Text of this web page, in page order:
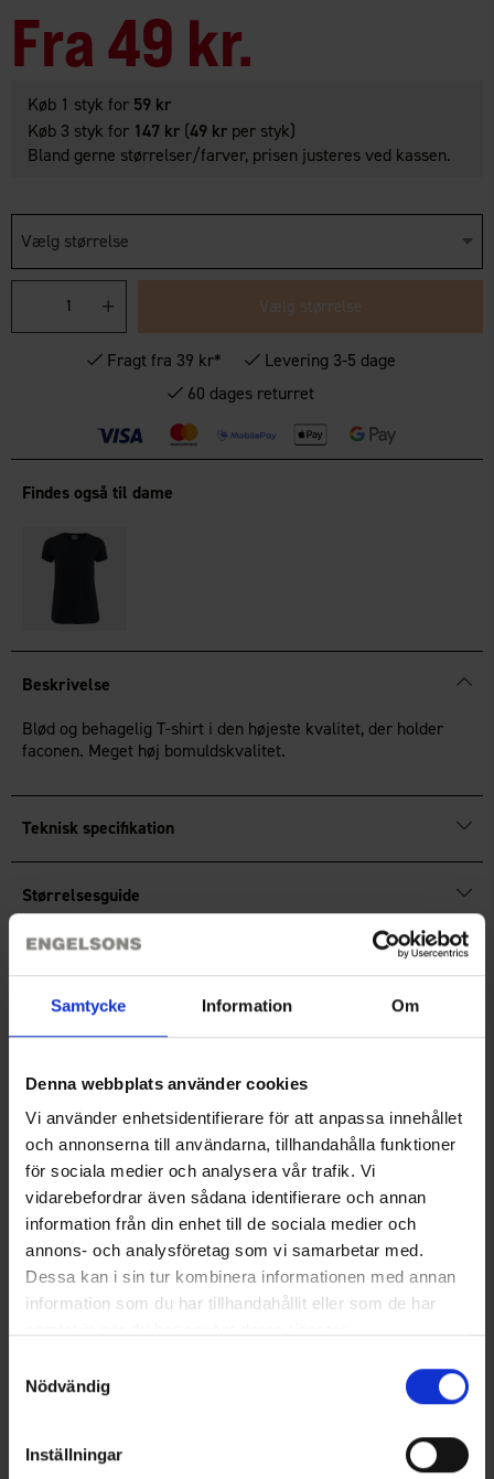
Samtycke Information Om
Denna webbplats använder cookies
Vi använder enhetsidentifierare för att anpassa innehållet
och annonserna till användarna, tillhandahålla funktioner
för sociala medier och analysera vår trafik. Vi
vidarebefordrar även sådana identifierare och annan
information från din enhet till de sociala medier och
annons- och analysföretag som vi samarbetar med.
Dessa kan i sin tur kombinera informationen med annan
information som du har tillhandahållit eller som de har
Nödvändig
Inställningar
Fra49 kr.
Køb 1 styk for 59 kr
Køb 3 styk for 147 kr (49 kr per styk)
Bland gerne størrelser/farver, prisen justeres ved kassen.
Vælg størrelse
Vælg størrelse
Fragt fra 39 kr*
Levering 3-5 dage
60 dages returret
Findes også til dame
Beskrivelse
Blød og behagelig T-shirt i den højeste kvalitet, der holder
faconen. Meget høj bomuldskvalitet.
Teknisk specifikation
Størrelsesguide
Herreboksere Bambus 3-pak
Fra 115 kr.
Stretchbælte